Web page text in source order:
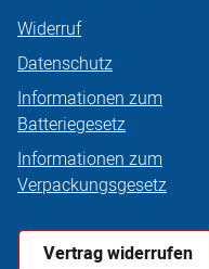
Widerruf
Datenschutz
Informationen zum
Batteriegesetz
Informationen zum
Verpackungsgesetz
Vertrag widerrufen